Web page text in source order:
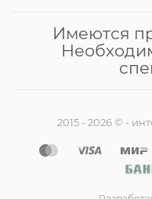
Имеются
2015 - 2026 © -